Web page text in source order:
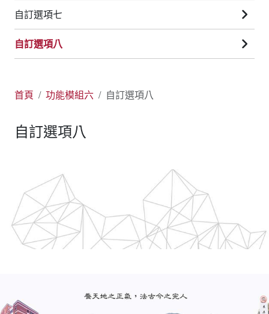
自訂選項七
自訂選項八
首頁 功能模組六 自訂選項八
自訂選項八